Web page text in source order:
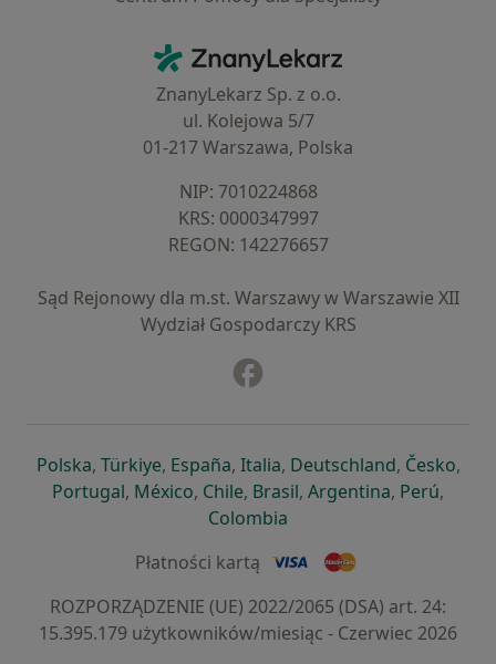
ZnanyLekarz - Strona główna
ZnanyLekarz Sp. z o.o.
ul. Kolejowa 5/7
01-217 Warszawa, Polska
NIP: ⁠7010224868
KRS: ⁠0000347997
REGON: ⁠142276657
Sąd Rejonowy dla m.st. Warszawy w Warszawie XII
Wydział Gospodarczy KRS
Polskaotwiera się w nowej karcie
, Türkiyeotwiera się w nowej karcie
, Españaotwiera się w nowej karcie
, Italiaotwiera się w nowej
, Deutschlandotwiera się
, Česko,
Portugalotwiera się w nowej karcie
, Méxicootwiera się w nowej karcie
, Chileotwiera się w nowej karcie
, Brasilotwiera się w nowej
, Argentinaotwiera się
, Perú,
Colombia
Płatności kartą
ROZPORZĄDZENIE (UE) 2022/2065 (DSA) art. 24:
15.395.179 użytkowników/miesiąc - Czerwiec 2026